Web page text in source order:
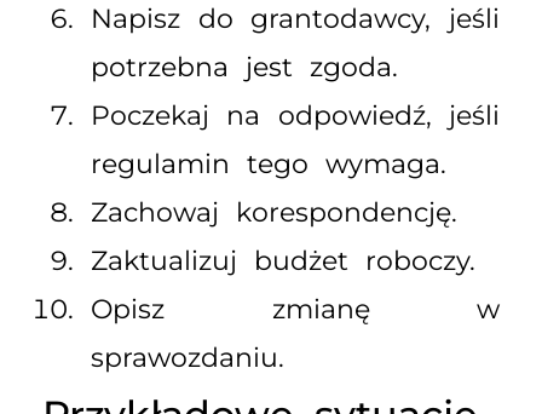
Napisz do grantodawcy, jeśli
potrzebna jest zgoda.
Poczekaj na odpowiedź, jeśli
regulamin tego wymaga.
Zachowaj korespondencję.
Zaktualizuj budżet roboczy.
Opisz zmianę w
sprawozdaniu.